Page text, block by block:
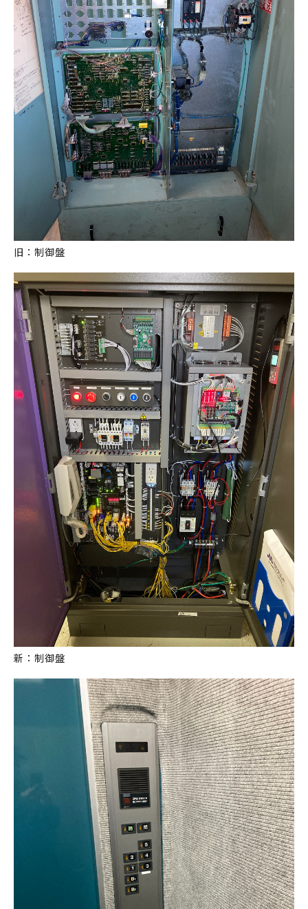
旧：制御盤
新：制御盤